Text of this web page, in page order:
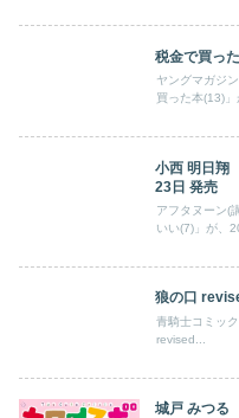
税金で買っ
ヤングマガジ
買った本(13)」
小西 明日翔
23日 発売
アフタヌーン(
いい(7)」が、
狼の口
青騎士コミックス(角
revised...
城戸 みつる